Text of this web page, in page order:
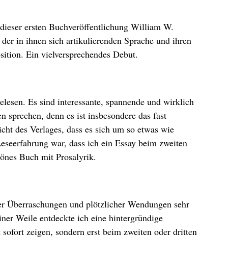
ersten Buchveröffentlichung William W.
in ihnen sich artikulierenden Sprache und ihren
Ein vielversprechendes Debut.
Es sind interessante, spannende und wirklich
denn es ist insbesondere das fast
des Verlages, dass es sich um so etwas wie
war, dass ich ein Essay beim zweiten
Buch mit Prosalyrik.
und plötzlicher Wendungen sehr
Weile entdeckte ich eine hintergründige
zeigen, sondern erst beim zweiten oder dritten